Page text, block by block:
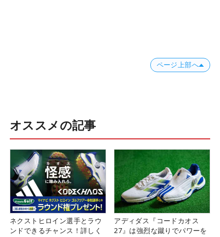
ページ上部へ
オススメの記事
ネクストヒロイン選手とラウ
ンドできるチャンス！詳しく
アディダス『コードカオス
27』は強烈な蹴りでパワーを